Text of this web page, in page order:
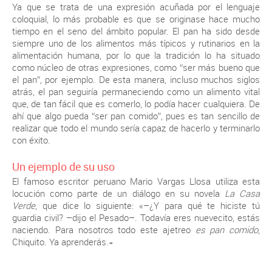
Ya que se trata de una expresión acuñada por el lenguaje
coloquial, lo más probable es que se originase hace mucho
tiempo en el seno del ámbito popular. El pan ha sido desde
siempre uno de los alimentos más típicos y rutinarios en la
alimentación humana, por lo que la tradición lo ha situado
como núcleo de otras expresiones, como “ser más bueno que
el pan”, por ejemplo. De esta manera, incluso muchos siglos
atrás, el pan seguiría permaneciendo como un alimento vital
que, de tan fácil que es comerlo, lo podía hacer cualquiera. De
ahí que algo pueda “ser pan comido”, pues es tan sencillo de
realizar que todo el mundo sería capaz de hacerlo y terminarlo
con éxito.
Un ejemplo de su uso
El famoso escritor peruano Mario Vargas Llosa utiliza esta
locución como parte de un diálogo en su novela La Casa
Verde, que dice lo siguiente: «–¿Y para qué te hiciste tú
guardia civil? –dijo el Pesado–. Todavía eres nuevecito, estás
naciendo. Para nosotros todo este ajetreo es pan comido,
Chiquito. Ya aprenderás.»